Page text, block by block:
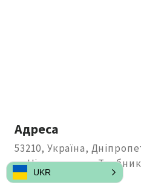
Адреса
53210, Україна,
м. Нікополь, пр.
UKR